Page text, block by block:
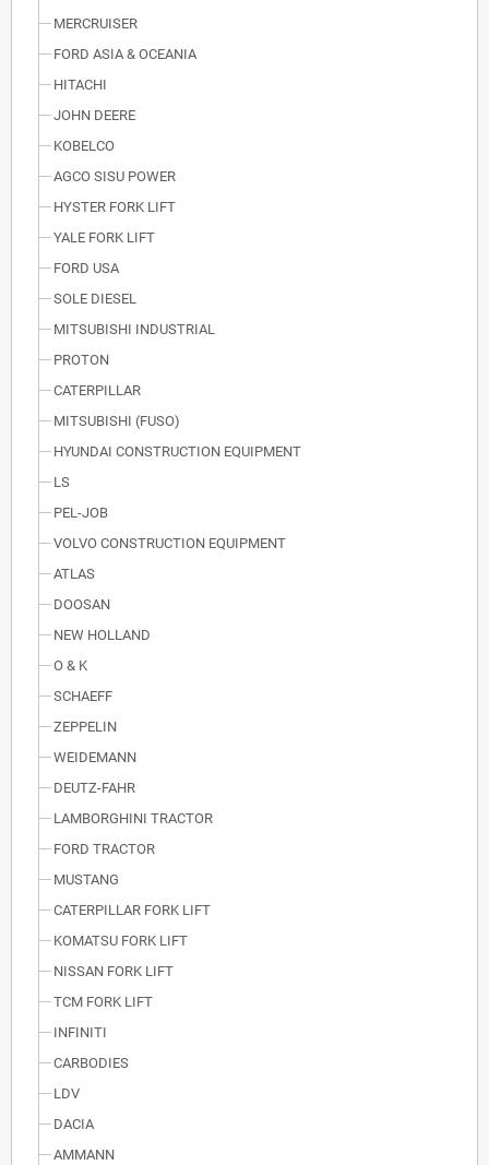
MERCRUISER
FORD ASIA & OCEANIA
HITACHI
JOHN DEERE
KOBELCO
AGCO SISU POWER
HYSTER FORK LIFT
YALE FORK LIFT
FORD USA
SOLE DIESEL
MITSUBISHI INDUSTRIAL
PROTON
CATERPILLAR
MITSUBISHI (FUSO)
HYUNDAI CONSTRUCTION EQUIPMENT
LS
PEL-JOB
VOLVO CONSTRUCTION EQUIPMENT
ATLAS
DOOSAN
NEW HOLLAND
O & K
SCHAEFF
ZEPPELIN
WEIDEMANN
DEUTZ-FAHR
LAMBORGHINI TRACTOR
FORD TRACTOR
MUSTANG
CATERPILLAR FORK LIFT
KOMATSU FORK LIFT
NISSAN FORK LIFT
TCM FORK LIFT
INFINITI
CARBODIES
LDV
DACIA
AMMANN